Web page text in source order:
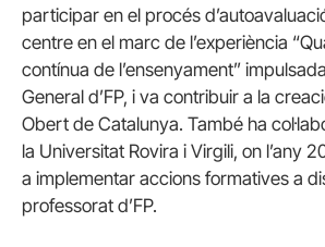
participar en el procés
centre en el marc de l’experiència
contínua de l’ensenyament”
General d’FP, i va contribuir a la
Obert de Catalunya. També ha
la Universitat Rovira i Virgili, on l’any
a implementar accions formatives a
professorat d’FP.